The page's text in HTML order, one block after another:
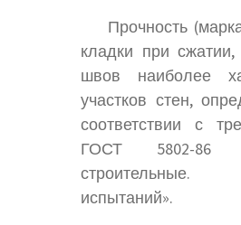
Прочность
кладки при сжатии,
швов наиболее
участков стен,
соответствии с
ГОСТ 5802-86
испытаний».